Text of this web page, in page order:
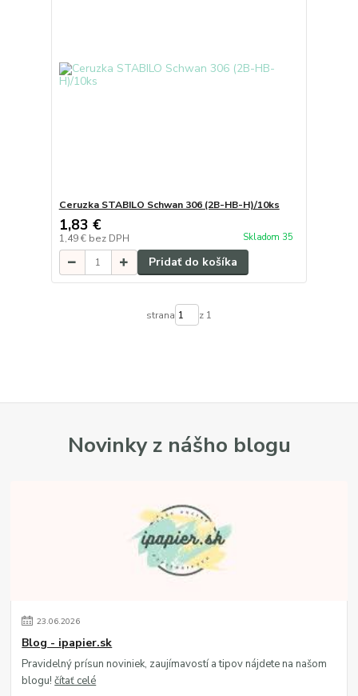
Ceruzka STABILO Schwan 306 (2B-HB-H)/10ks
1,83 €
1,49 € bez DPH Skladom 35
Pridať do košíka
strana z 1
Novinky z nášho blogu
23.06.2026
Blog - ipapier.sk
Pravidelný prísun noviniek, zaujímavostí a tipov nájdete na našom
blogu!čítať celé